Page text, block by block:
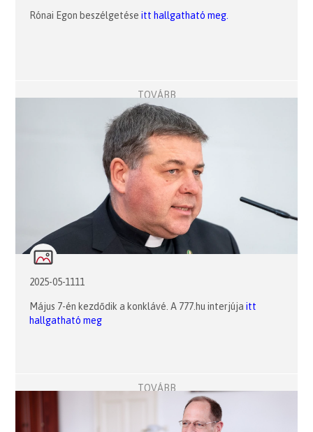
Rónai Egon beszélgetéseitt hallgatható meg.
TOVÁBB
2025-05-1111
Május 7-én kezdődik a konklávé. A 777.hu interjújaitt
hallgatható meg
TOVÁBB